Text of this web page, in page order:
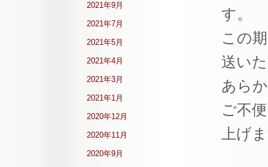
す。
この
送い
あら
ご不
上げ
2021年9月
2021年7月
2021年5月
2021年4月
2021年3月
2021年1月
2020年12月
2020年11月
2020年9月